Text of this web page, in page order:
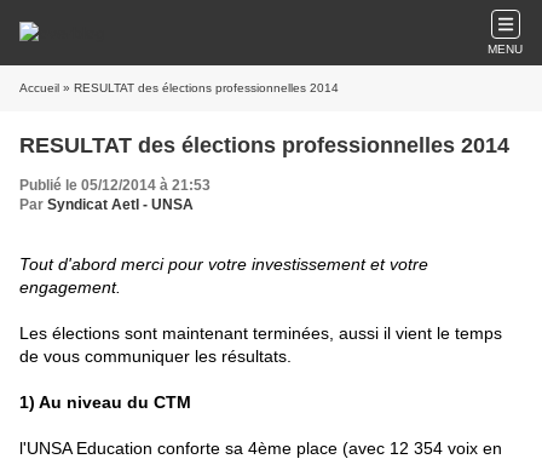
MENU
Accueil » RESULTAT des élections professionnelles 2014
RESULTAT des élections professionnelles 2014
Publié le 05/12/2014 à 21:53
Par Syndicat AetI - UNSA
Tout d'abord merci pour votre investissement et votre
engagement.
Les élections sont maintenant terminées, aussi il vient le temps
de vous communiquer les résultats.
1) Au niveau du CTM
l'UNSA Education conforte sa 4ème place (avec 12 354 voix en